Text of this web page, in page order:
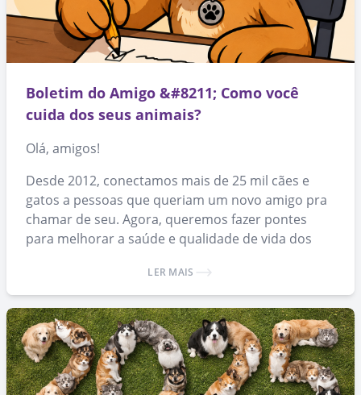
Boletim do Amigo &#8211; Como você
cuida dos seus animais?
Olá, amigos!
Desde 2012, conectamos mais de 25 mil cães e
gatos a pessoas que queriam um novo amigo pra
chamar de seu. Agora, queremos fazer pontes
para melhorar a saúde e qualidade de vida dos
LER MAIS